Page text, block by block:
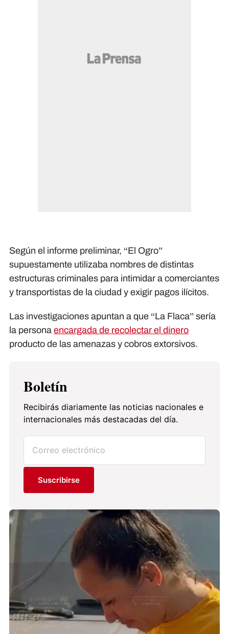
Según el informe preliminar, “El Ogro”
supuestamente utilizaba nombres de distintas
estructuras criminales para intimidar a comerciantes
y transportistas de la ciudad y exigir pagos ilícitos.
Las investigaciones apuntan a que “La Flaca” sería
la persona encargada de recolectar el dinero
producto de las amenazas y cobros extorsivos.
Boletín
Recibirás diariamente las noticias nacionales e
internacionales más destacadas del día.
Suscribirse